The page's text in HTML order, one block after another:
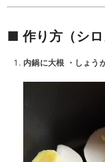
■ 作り方（シロ
内鍋に大根 ・しょう